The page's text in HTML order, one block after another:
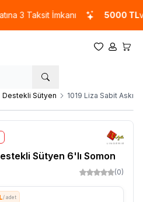
3 Taksit İmkanı 5000 TLve
Favorilerim
Hesabım
Destekli Sütyen 1019 Liza Sabit Askı
Sütyen 6'lı Somon
(0)
/ adet